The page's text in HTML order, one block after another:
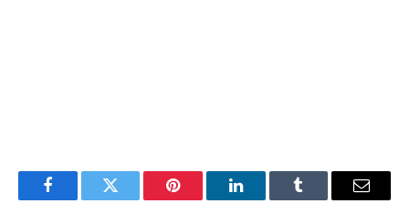
FacebookTwitter Pinterest LinkedInTumblr
E-